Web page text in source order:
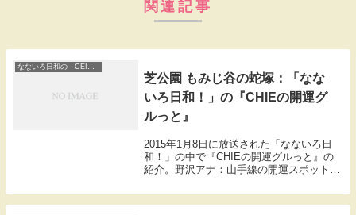
関連記事
なないろ日和の「CEIEの開運ぐるっと」
芝公園 もみじ谷の蛇塚：「なな
いろ日和！」の『CHIEの開運グ
ルっと』
2015年1月8日に放送された「なないろ日
和！」の中で『CHIEの開運グルっと』の
紹介。野沢アナ：山手線の開運スポットを
内。今回は浜松町ですね。開運スポットは
東京タワーの真下なんです。こちらのもみ